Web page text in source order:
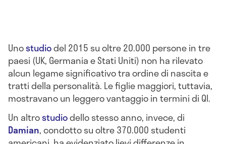
Unostudiodel 2015 su oltre 20.000 persone in tre
paesi (UK, Germania e Stati Uniti) non ha rilevato
alcun legame significativo tra ordine di nascita e
tratti della personalità. Le figlie maggiori, tuttavia,
mostravano un leggero vantaggio in termini di QI.
Un altrostudiodello stesso anno, invece, di
Damian, condotto su oltre 370.000 studenti